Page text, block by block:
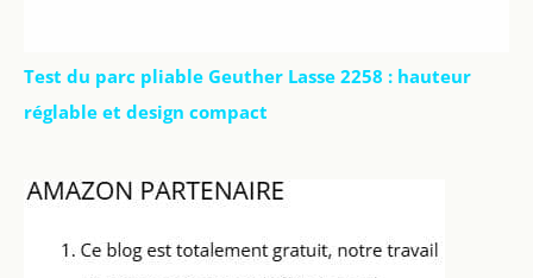
Test du parc pliable Geuther Lasse 2258 : hauteur
réglable et design compact